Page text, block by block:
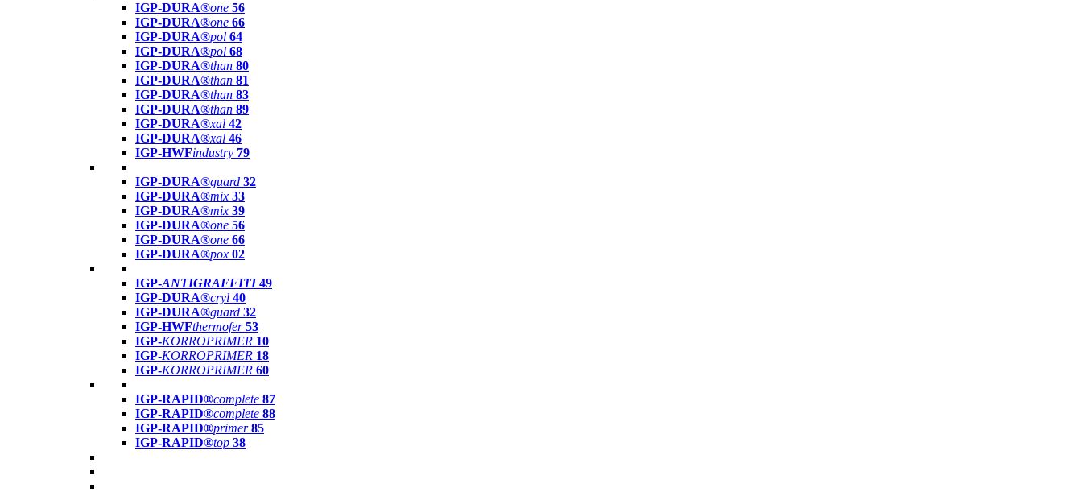
IGP-DURA®one 56
IGP-DURA®one 66
IGP-DURA®pol 64
IGP-DURA®pol 68
IGP-DURA®than 80
IGP-DURA®than 81
IGP-DURA®than 83
IGP-DURA®than 89
IGP-DURA®xal 42
IGP-DURA®xal 46
IGP-HWFindustry 79
IGP-DURA®guard 32
IGP-DURA®mix 33
IGP-DURA®mix 39
IGP-DURA®one 56
IGP-DURA®one 66
IGP-DURA®pox 02
IGP-ANTIGRAFFITI49
IGP-DURA®cryl 40
IGP-DURA®guard 32
IGP-HWFthermofer 53
IGP-KORROPRIMER 10
IGP-KORROPRIMER 18
IGP-KORROPRIMER 60
IGP-RAPID®complete 87
IGP-RAPID®complete 88
IGP-RAPID®primer 85
IGP-RAPID®top 38